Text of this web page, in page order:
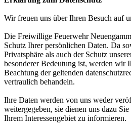
Wir freuen uns über Ihren Besuch auf
Die Freiwillige Feuerwehr
Schutz Ihrer persönlichen Daten. Da
Privatsphäre als auch der Schutz
besonderer Bedeutung ist, werden wir
Beachtung der geltenden
vertraulich behandeln.
Ihre Daten werden von uns weder
weitergegeben, sie dienen uns dazu
Ihrem Interessengebiet zu informieren.